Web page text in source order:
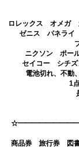
ロレックス オメガ
ゼニス パネラ
ニクソン ポー
セイコー シチズ
電池切れ、不動
1
商品券 旅行券 図